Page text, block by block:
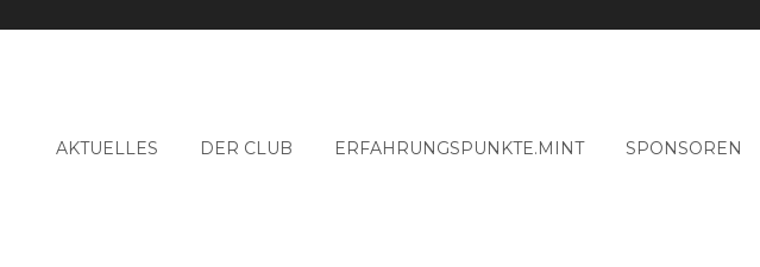
AKTUELLES DER CLUB ERFAHRUNGSPUNKTE.MINT SPONSOREN